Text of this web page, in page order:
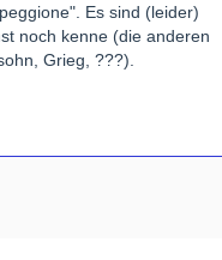
Es sind (leider)
noch kenne (die anderen
Grieg, ???).